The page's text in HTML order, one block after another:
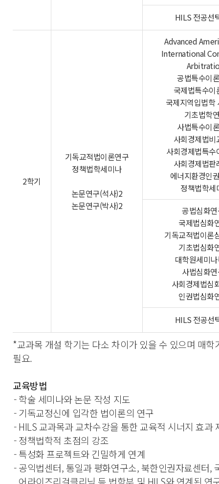
HILS 전공선
2학기
기독교적법이론연구
정책법학세미나
논문연구(석사)2
논문연구(박사)2
Advanced
International
공법특수이
국제법특수이
국제지역입법학
기초법학
사법특수이
사회경제법비
사회경제법특수
사회경제법판
에너지환경인
정책법학세
공법심화
국제법심화
기독교적법이론
기초법심화
대학원세미
사법심화
사회경제법심
인권법심화
HILS 전공선
*교과목 개설 학기는 다소 차이가 있을 수 있으며 매학
필요.
교육방법
- 학술 세미나와 논문 작성 지도
- 기독교정신에 입각한 법이론의 연구
- HILS 교과목과 교차수강을 통한 교육적 시너지 효과
- 정책법학적 초점의 강조
- 특성화 프로젝트와 긴밀하게 연계
- 공익법센터, 통일과 평화연구소, 북한인권자료센터,